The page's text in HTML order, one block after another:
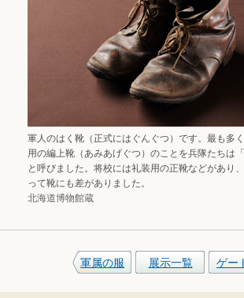
軍人のはく靴（正式にはぐんぐつ）です。最も多
用の編上靴（あみあげぐつ）のことを兵隊たちは
と呼びました。将校には礼装用の正靴などがあり
って靴にも差がありました。
北海道博物館蔵
軍属の服 展示一覧 ゲー